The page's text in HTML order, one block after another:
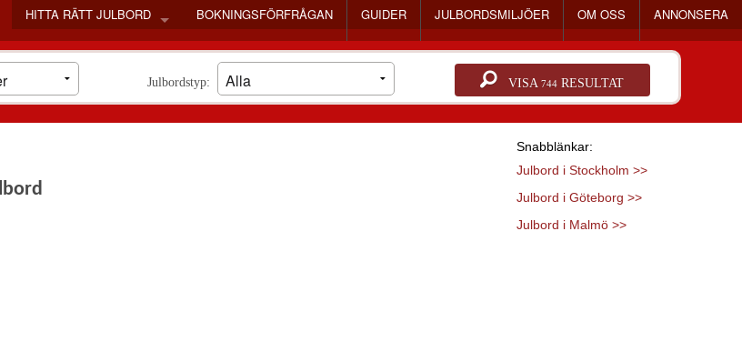
HITTA RÄTT JULBORD
STOCKHOLM
GÖTEBORG
MALMÖ
BLEKINGE LÄN
BOKNINGSFÖRFRÅGAN GUIDER JULBORDSMILJÖER OM OSS ANNONSERA
Julbordstyp: VISA744 RESULTAT
Snabblänkar:
Julbord i Stockholm >>
Julbord i Göteborg >>
Julbord i Malmö >>